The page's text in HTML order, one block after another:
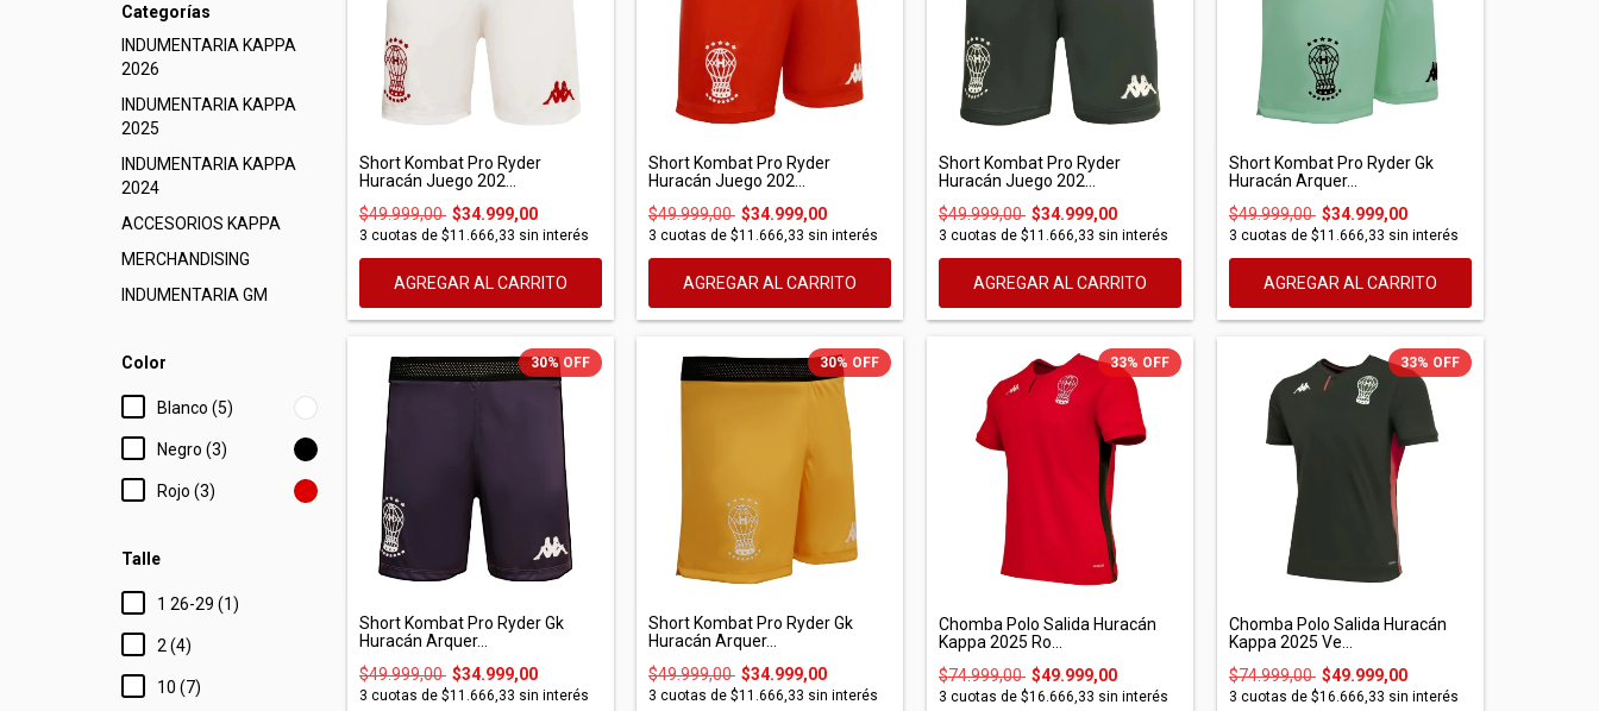
Categorías
INDUMENTARIA KAPPA
2026
INDUMENTARIA KAPPA
2025
INDUMENTARIA KAPPA
2024
ACCESORIOS KAPPA
MERCHANDISING
INDUMENTARIA GM
Color
Blanco (5)
Negro (3)
Rojo (3)
Talle
1 26-29 (1)
2 (4)
10 (7)
Short Kombat Pro Ryder
Huracán Juego 202...
$49.999,00 $34.999,00
3 cuotas de $11.666,33 sin interés
AGREGAR AL CARRITO
Short Kombat Pro Ryder
Huracán Juego 202...
$49.999,00 $34.999,00
3 cuotas de $11.666,33 sin interés
AGREGAR AL CARRITO
Short Kombat Pro Ryder
Huracán Juego 202...
$49.999,00 $34.999,00
3 cuotas de $11.666,33 sin interés
AGREGAR AL CARRITO
Short Kombat Pro Ryder Gk
Huracán Arquer...
$49.999,00 $34.999,00
3 cuotas de $11.666,33 sin interés
AGREGAR AL CARRITO
30% OFF
Short Kombat Pro Ryder Gk
Huracán Arquer...
$49.999,00 $34.999,00
3 cuotas de $11.666,33 sin interés
30% OFF
Short Kombat Pro Ryder Gk
Huracán Arquer...
$49.999,00 $34.999,00
3 cuotas de $11.666,33 sin interés
33% OFF
Chomba Polo Salida Huracán
Kappa 2025 Ro...
$74.999,00 $49.999,00
3 cuotas de $16.666,33 sin interés
33% OFF
Chomba Polo Salida Huracán
Kappa 2025 Ve...
$74.999,00 $49.999,00
3 cuotas de $16.666,33 sin interés